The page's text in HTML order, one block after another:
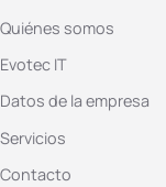
Quiénes somos
Evotec IT
Datos de la empresa
Servicios
Contacto